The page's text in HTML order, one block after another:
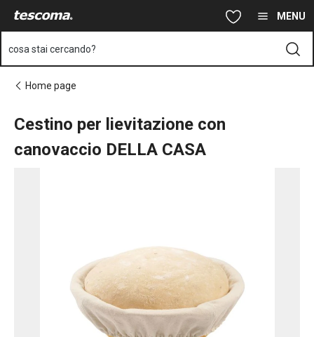
Vai al contenuto principale MENU
cosa stai cercando?
Home page
Cestino per lievitazione con
canovaccio DELLA CASA